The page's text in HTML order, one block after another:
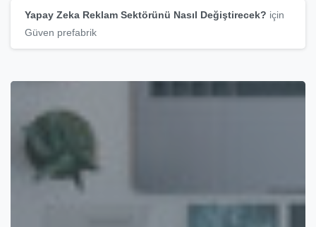
Yapay Zeka Reklam Sektörünü Nasıl Değiştirecek? için
Güven prefabrik